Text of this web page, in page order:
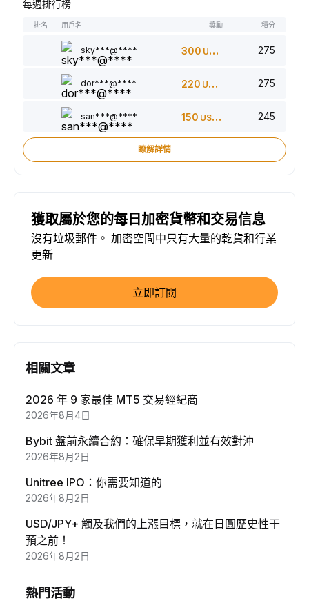
每週排行榜
排名 用戶名 獎勵 積分
sky***@**** 300 USDT 275
dor***@**** 220 USDT 275
san***@**** 150 USDT 245
瞭解詳情
獲取屬於您的每日加密貨幣和交易信息
沒有垃圾郵件。 加密空間中只有大量的乾貨和行業
更新
立即訂閱
相關文章
2026 年 9 家最佳 MT5 交易經紀商
2026年8月4日
Bybit 盤前永續合約：確保早期獲利並有效對沖
2026年8月2日
Unitree IPO：你需要知道的
2026年8月2日
USD/JPY+ 觸及我們的上漲目標，就在日圓歷史性干
預之前！
2026年8月2日
熱門活動